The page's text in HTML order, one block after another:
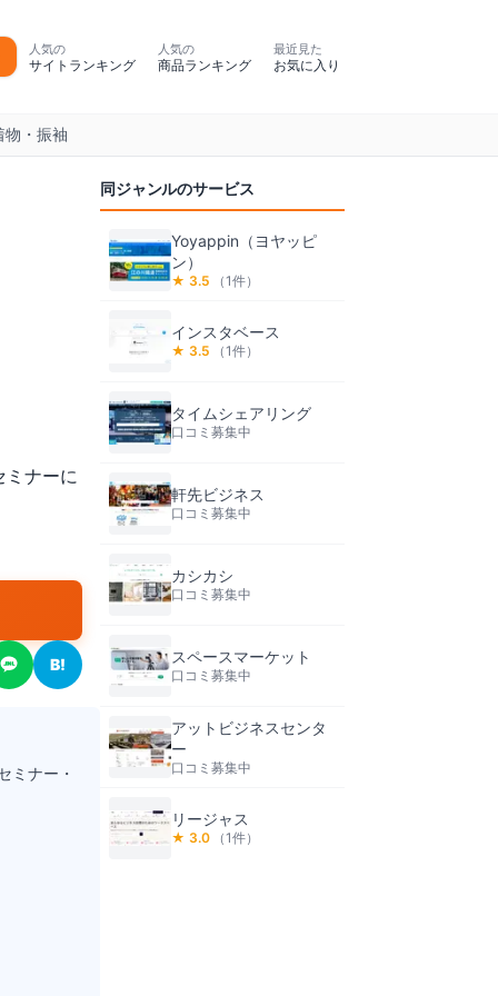
人気の
サイトランキング
人気の
商品ランキング
最近見た
お気に入り
物・振袖
ナーに
B!
ミナー・
同ジャンルのサービス
Yoyappin（ヨヤッピ
ン）
★ 3.5 （1件）
インスタベース
★ 3.5 （1件）
タイムシェアリング
口コミ募集中
軒先ビジネス
口コミ募集中
カシカシ
口コミ募集中
スペースマーケット
口コミ募集中
アットビジネスセンタ
ー
口コミ募集中
リージャス
★ 3.0 （1件）